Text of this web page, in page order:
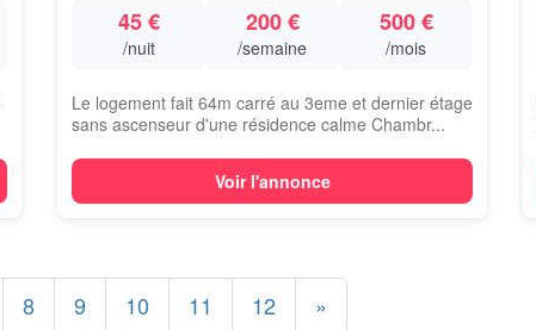
45 €
/nuit
200 €
/semaine
500 €
/mois
Le logement fait 64m carré au 3eme et dernier étage
sans ascenseur d'une résidence calme Chambr...
Voir l'annonce
8 9 10 11 12 »